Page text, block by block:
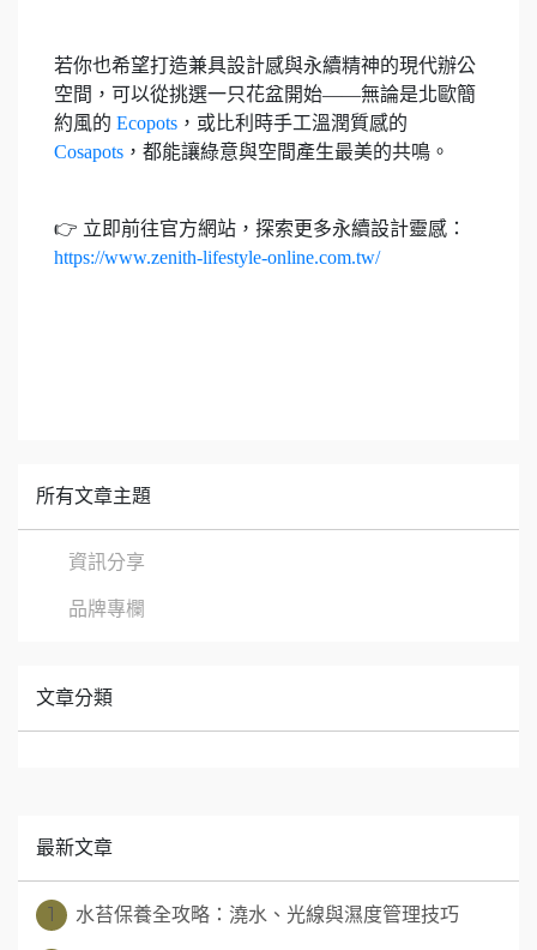
若你也希望打造兼具設計感與永續精神的現代辦公
空間，可以從挑選一只花盆開始——無論是北歐簡
約風的 Ecopots ，或比利時手工溫潤質感的
Cosapots ，都能讓綠意與空間產生最美的共鳴。
👉 立即前往官方網站，探索更多永續設計靈感：
https://www.zenith-lifestyle-online.com.tw/
所有文章主題
資訊分享
品牌專欄
文章分類
最新文章
1 水苔保養全攻略：澆水、光線與濕度管理技巧